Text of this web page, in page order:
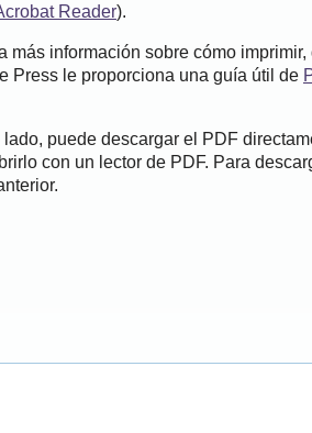
Reader).
más información sobre cómo
Press le proporciona una guía útil de
lado, puede descargar el PDF
con un lector de PDF. Para